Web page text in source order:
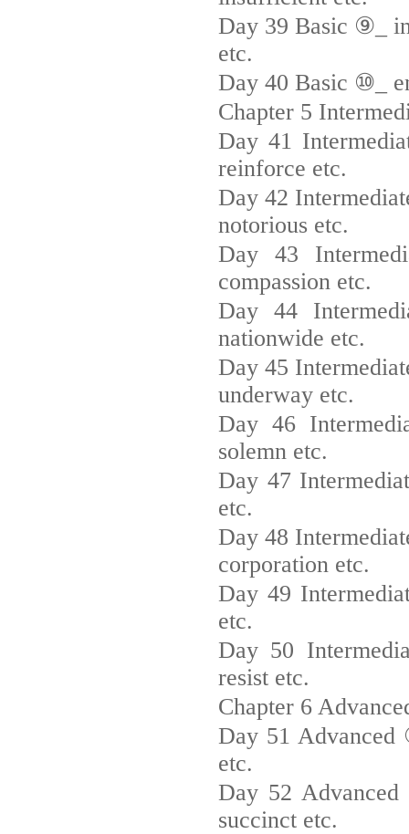
Day 39 Basic ⑨_
etc.
Day 40 Basic ⑩_
Chapter 5
Day 41
reinforce etc.
Day 42
notorious etc.
Day 43
compassion etc.
Day 44
nationwide etc.
Day 45
underway etc.
Day 46
solemn etc.
Day 47
etc.
Day 48
corporation etc.
Day 49
etc.
Day 50
resist etc.
Chapter 6
Day 51 Advanced
etc.
Day 52
succinct etc.